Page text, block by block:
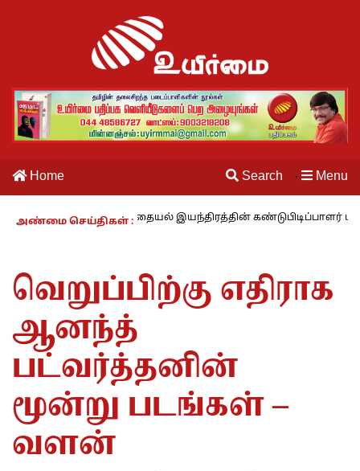
Home Search · Menu
அண்மை செய்திகள் :
– 27 : தையல் இயந்திரத்தின் கண்டுபிடிப்பாளர் யார்? -கார்குழலி
வெறுப்பிற்கு எதிராக
ஆனந்த்
பட்வர்த்தனின்
மூன்று படங்கள் –
வளன்